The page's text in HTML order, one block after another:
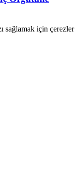
sağlamak için çerezler